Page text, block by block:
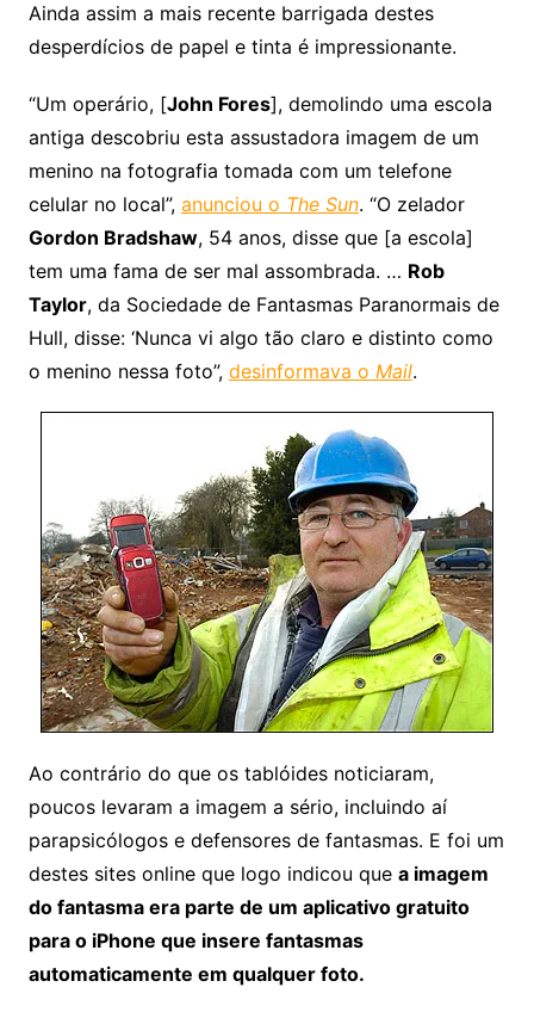
Ainda assim a mais recente barrigada destes
desperdícios de papel e tinta é impressionante.
“Um operário, [John Fores], demolindo uma escola
antiga descobriu esta assustadora imagem de um
menino na fotografia tomada com um telefone
celular no local”, anunciou o The Sun. “O zelador
Gordon Bradshaw, 54 anos, disse que [a escola]
tem uma fama de ser mal assombrada. … Rob
Taylor, da Sociedade de Fantasmas Paranormais de
Hull, disse: ‘Nunca vi algo tão claro e distinto como
o menino nessa foto”, desinformava o Mail.
Ao contrário do que os tablóides noticiaram,
poucos levaram a imagem a sério, incluindo aí
parapsicólogos e defensores de fantasmas. E foi um
destes sites online que logo indicou que a imagem
do fantasma era parte de um aplicativo gratuito
para o iPhone que insere fantasmas
automaticamente em qualquer foto.